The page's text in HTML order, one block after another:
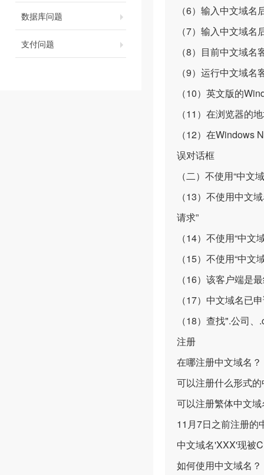
数据库问题
支付问题
（6）输入中文域
（7）输入中文域
（8）目前中文域
（9）运行中文域
（10）英文版的
（11）在浏览器的
（12）在Windows
误对话框
（二）不使用“中
（13）不使用中文
请求”
（14）不使用“中
（15）不使用“中文
（16）该客户端是
（17）中文域名已
（18）查找".公司
注册
在哪注册中文域名？
可以注册什么形式
可以注册繁体中文
11月7日之前注册的
中文域名'XXX'现被
如何使用中文域名？